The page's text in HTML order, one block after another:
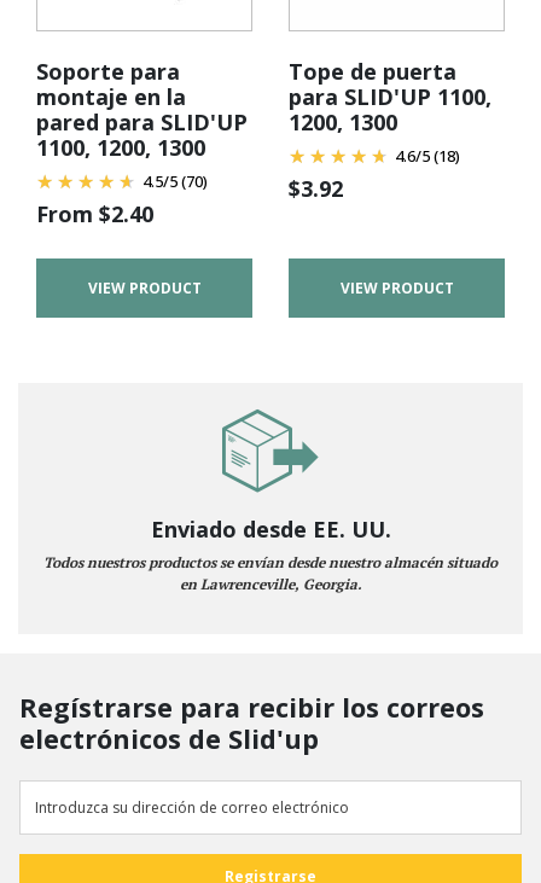
Soporte para
montaje en la
pared para SLID'UP
1100, 1200, 1300
4.5/5(70)
From $2.40
VIEW PRODUCT
Tope de puerta
para SLID'UP 1100,
1200, 1300
4.6/5(18)
$3.92
VIEW PRODUCT
Enviado desde EE. UU.
Todos nuestros productos se envían desde nuestro almacén situado
en Lawrenceville, Georgia.
Regístrarse para recibir los correos
electrónicos de Slid'up